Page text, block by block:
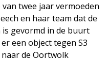
twee jaar vermoeden
en haar team dat de
gevormd in de buurt
een object tegen S3
de Oortwolk